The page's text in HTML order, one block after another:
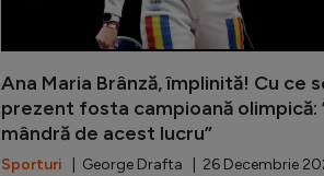
Ana Maria Brânză, împlinită! Cu ce
prezent fosta campioană olimpică:
mândră de acest lucru”
Sporturi | George Drafta | 26 Decembrie